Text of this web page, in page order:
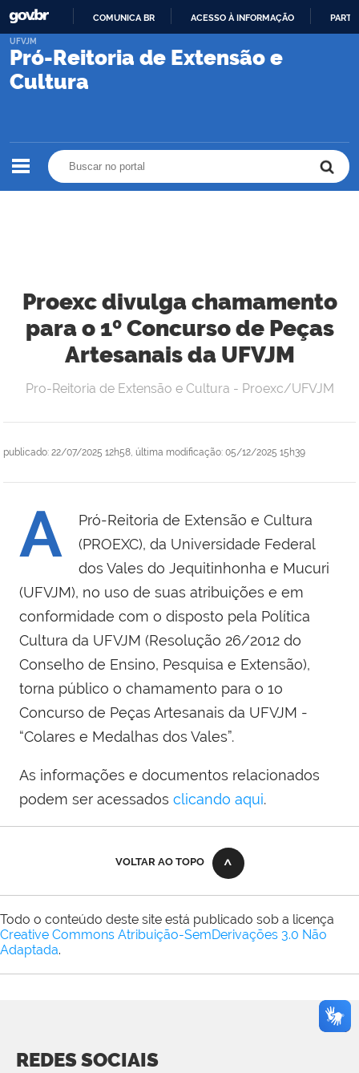
PARA
COMUNICA BR ACESSO À INFORMAÇÃO
Pró-Reitoria de Extensão e
Cultura
UFVJM
Proexc divulga chamamento
para o 1º Concurso de Peças
Artesanais da UFVJM
publicado: 22/07/2025 12h58, última modificação: 05/12/2025 15h39
Pro-Reitoria de Extensão e Cultura - Proexc/UFVJM
A
Pró-Reitoria de Extensão e Cultura
(PROEXC), da Universidade Federal
dos Vales do Jequitinhonha e Mucuri
(UFVJM), no uso de suas atribuições e em
conformidade com o disposto pela Política
Cultura da UFVJM (Resolução 26/2012 do
Conselho de Ensino, Pesquisa e Extensão),
torna público o chamamento para o 1o
Concurso de Peças Artesanais da UFVJM -
“Colares e Medalhas dos Vales”.
As informações e documentos relacionados
podem ser acessados clicando aqui.
VOLTAR AO TOPO
Todo o conteúdo deste site está publicado sob a licença
Creative Commons Atribuição-SemDerivações 3.0 Não
Adaptada.
REDES SOCIAIS